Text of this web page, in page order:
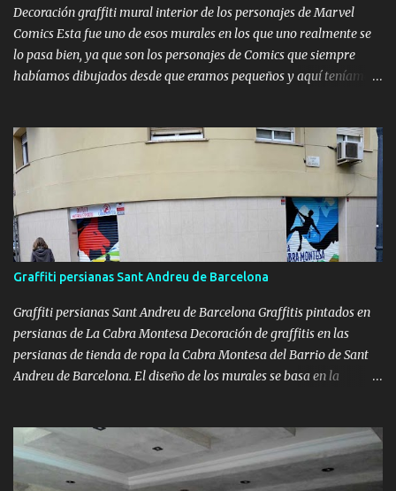
100% de este efecto), se pueden realizar usando una sola gama de
colores, ya...
Decoración graffiti mural interior de los personajes de Marvel
Comics Esta fue uno de esos murales en los que uno realmente se
lo pasa bien, ya que son los personajes de Comics que siempre
habíamos dibujados desde que eramos pequeños y aquí teníamos
conozco ya desde hace un tiempo , y el cuál nos pidió que le
pintáramos los personajes I ron Man, Capitán América, Lobezno, el
Thor , Hulk y Spiderman , aunque finalmente improvisamos (para
variar) y cambiamos este último por Venom , muchos de estos
pertenecen a los Vengadores. Empezamos mostrando las fotos
fotos del proceso donde podéis apreciar que la idea fue pintar a
los personajes de Marvel rompiendo la pared para darle más
profundidad , movimiento y vida al mural: Marvel Comics graffiti
Pintando mural de Marvel Comics Graffiti Superhéroes pared rota
Y finalme...
Graffiti persianas Sant Andreu de Barcelona
Graffiti persianas Sant Andreu de Barcelona Graffitis pintados en
persianas de La Cabra Montesa Decoración de graffitis en las
persianas de tienda de ropa la Cabra Montesa del Barrio de Sant
Andreu de Barcelona. El diseño de los murales se basa en la
acabado es un estilo vectorial, muy limpio y con colores planos.
graffiti persiana Skate Board graffiti persianas deportes Si tienes
una tienda de ropa o de cualquier tipo y te gustaría pintar con